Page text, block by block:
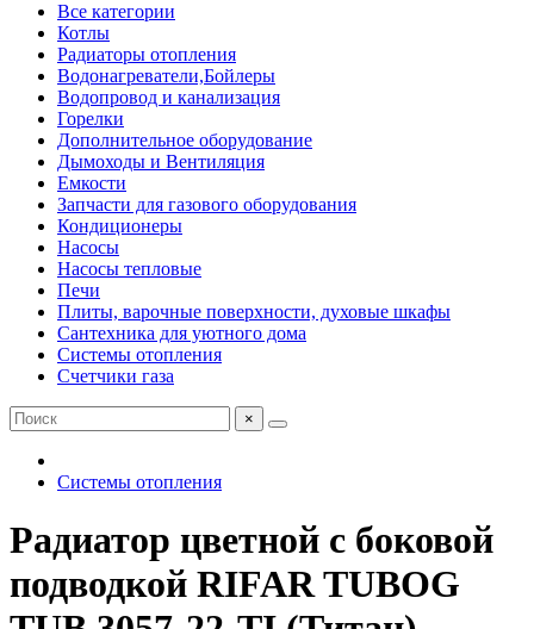
Все категории
Котлы
Радиаторы отопления
Водонагреватели,Бойлеры
Водопровод и канализация
Горелки
Дополнительное оборудование
Дымоходы и Вентиляция
Емкости
Запчасти для газового оборудования
Кондиционеры
Насосы
Насосы тепловые
Печи
Плиты, варочные поверхности, духовые шкафы
Сантехника для уютного дома
Системы отопления
Счетчики газа
×
Системы отопления
Радиатор цветной с боковой
подводкой RIFAR TUBOG